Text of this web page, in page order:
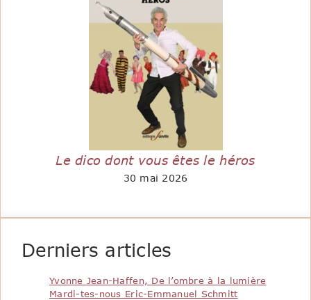
Le dico dont vous êtes le héros
30 mai 2026
Derniers articles
Yvonne Jean-Haffen, De l’ombre à la lumière
Mardi-tes-nous Eric-Emmanuel Schmitt